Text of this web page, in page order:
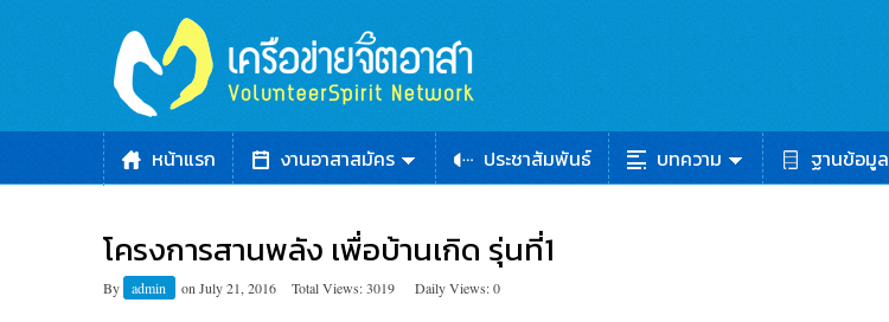
หน้าแรก งานอาสาสมัคร ประชาสัมพันธ์ บทความ ฐานข้อมูล
โครงการสานพลัง เพื่อบ้านเกิด รุ่นที่1
By admin on July 21, 2016 Total Views: 3019 Daily Views: 0